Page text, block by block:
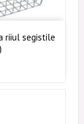
riiul segistile